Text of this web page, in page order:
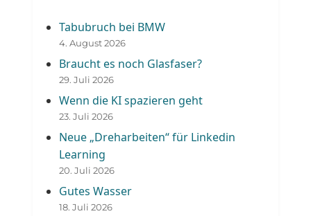
Tabubruch bei BMW
4. August 2026
Braucht es noch Glasfaser?
29. Juli 2026
Wenn die KI spazieren geht
23. Juli 2026
Neue „Dreharbeiten“ für Linkedin
Learning
20. Juli 2026
Gutes Wasser
18. Juli 2026